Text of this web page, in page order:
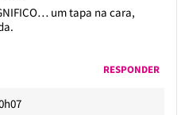
um tapa na cara,
RESPONDER